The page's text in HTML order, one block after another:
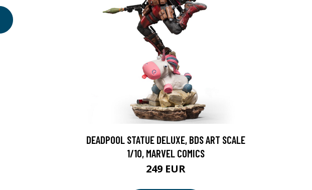
DEADPOOL STATUE DELUXE, BDS ART SCALE
1/10, MARVEL COMICS
249 EUR